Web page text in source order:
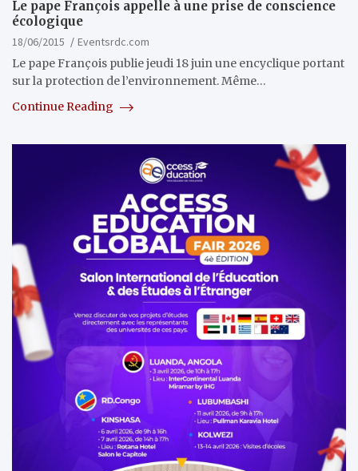
Le pape François appelle à une prise de conscience
écologique
18/06/2015
Eventsrdc.com
Le pape François publie jeudi 18 juin une encyclique portant
sur la protection de l’environnement. Même…
Continue Reading